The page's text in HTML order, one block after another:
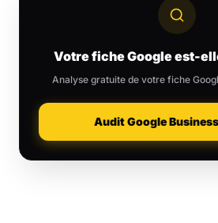
Votre fiche Google est-
Analyse gratuite de votre fiche
Audit Google